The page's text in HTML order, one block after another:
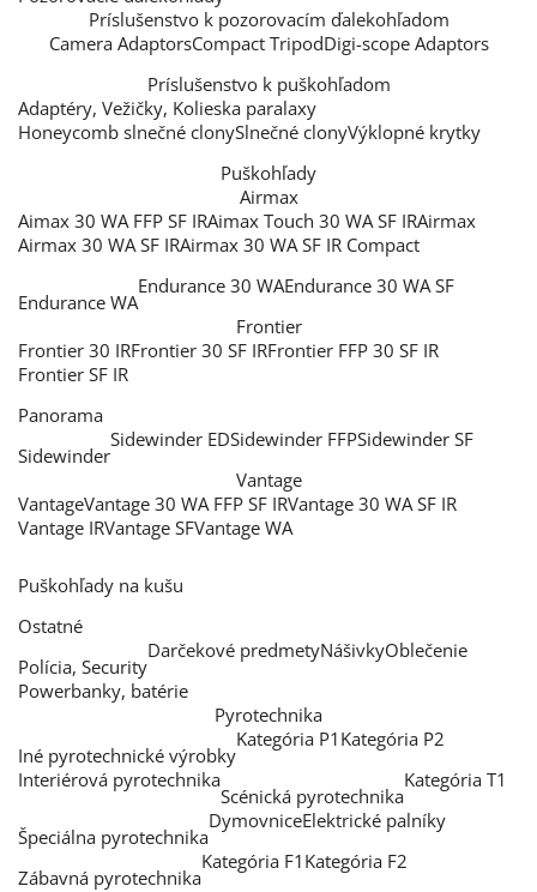
Príslušenstvo k pozorovacím ďalekohľadom
Camera AdaptorsCompact TripodDigi-scope Adaptors
Príslušenstvo k puškohľadom
Adaptéry, Vežičky, Kolieska paralaxy
Honeycomb slnečné clonySlnečné clonyVýklopné krytky
Puškohľady
Airmax
Aimax 30 WA FFP SF IRAimax Touch 30 WA SF IRAirmax
Airmax 30 WA SF IRAirmax 30 WA SF IR Compact
Endurance WA
Endurance 30 WAEndurance 30 WA SF
Frontier
Frontier 30 IRFrontier 30 SF IRFrontier FFP 30 SF IR
Frontier SF IR
Panorama
Sidewinder
Sidewinder EDSidewinder FFPSidewinder SF
Vantage
VantageVantage 30 WA FFP SF IRVantage 30 WA SF IR
Vantage IRVantage SFVantage WA
Puškohľady na kušu
Ostatné
Polícia, Security
Darčekové predmetyNášivkyOblečenie
Powerbanky, batérie
Pyrotechnika
Iné pyrotechnické výrobky
Kategória P1 Kategória P2
Interiérová pyrotechnika
Scénická pyrotechnika
Kategória T1
Špeciálna pyrotechnika
DymovniceElektrické palníky
Zábavná pyrotechnika
Kategória F1 Kategória F2